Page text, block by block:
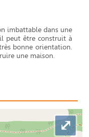
imbattable dans une
peut être construit à
bonne orientation.
une maison.
⤢